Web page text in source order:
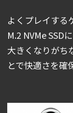
よくプレイする
M.2 NVMe SSD
大きくなりがち
とで快適さを確